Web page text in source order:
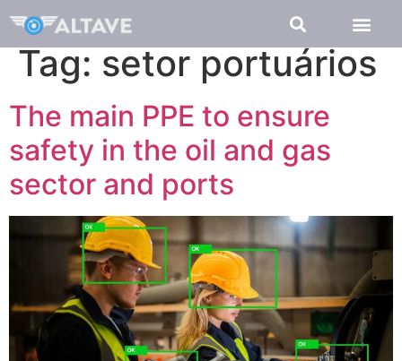
Tag: setor portuários
The main PPE to ensure
safety in the oil and gas
sector and ports